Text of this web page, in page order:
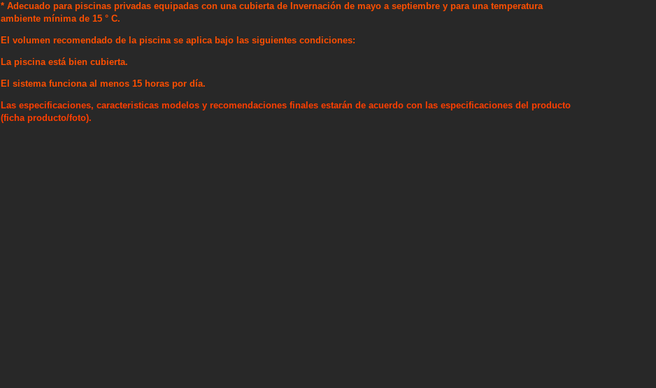
* Adecuado para piscinas privadas equipadas con una cubierta de Invernación de mayo a septiembre y para una temperatura
ambiente mínima de 15 ° C.
El volumen recomendado de la piscina se aplica bajo las siguientes condiciones:
La piscina está bien cubierta.
El sistema funciona al menos 15 horas por día.
Las especificaciones, caracteristicas modelos y recomendaciones finales estarán de acuerdo con las especificaciones del producto
(ficha producto/foto).